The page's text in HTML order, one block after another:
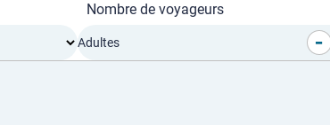
Nombre de voyageurs
Adultes -